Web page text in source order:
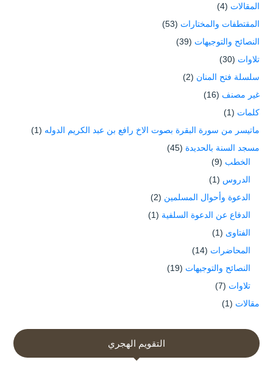
المقالات (4)
المقتطفات والمختارات (53)
النصائح والتوجيهات (39)
تلاوات (30)
سلسلة فتح المنان (2)
غير مصنف (16)
كلمات (1)
ماتيسر من سورة البقرة بصوت الاخ رافع بن عبد الكريم الدوله (1)
مسجد السنة بالحديدة (45)
الخطب (9)
الدروس (1)
الدعوة وأحوال المسلمين (2)
الدفاع عن الدعوة السلفية (1)
الفتاوى (1)
المحاضرات (14)
النصائح والتوجيهات (19)
تلاوات (7)
مقالات (1)
التقويم الهجري